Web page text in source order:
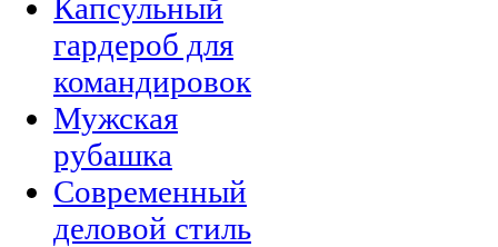
Капсульный
гардероб для
командировок
Мужская
рубашка
Современный
деловой стиль